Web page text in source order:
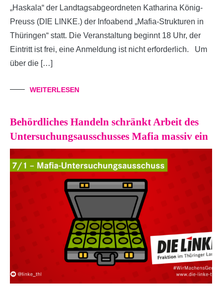
„Haskala“ der Landtagsabgeordneten Katharina König-
Preuss (DIE LINKE.) der Infoabend „Mafia-Strukturen in
Thüringen“ statt. Die Veranstaltung beginnt 18 Uhr, der
Eintritt ist frei, eine Anmeldung ist nicht erforderlich. Um
über die […]
WEITERLESEN
Behördliches Handeln schränkt Arbeit des
Untersuchungsausschusses Mafia massiv ein